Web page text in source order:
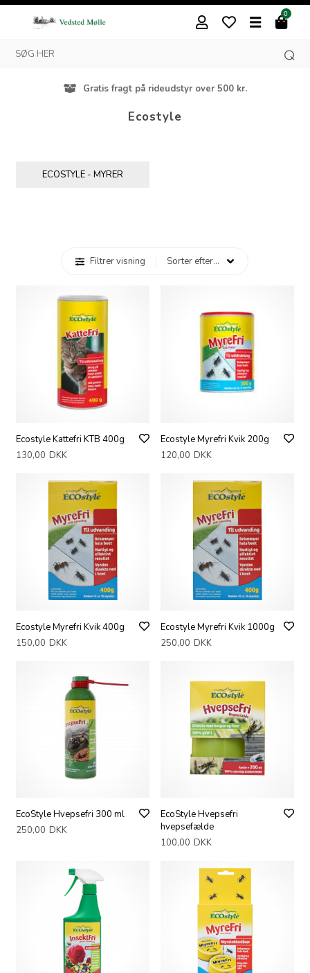
0
Gratis fragt på rideudstyr over 500 kr.
Ecostyle
ECOSTYLE - MYRER
Filtrer visning
Ecostyle Kattefri KTB 400g
130,00 DKK
Ecostyle Myrefri Kvik 200g
120,00 DKK
Ecostyle Myrefri Kvik 400g
150,00 DKK
Ecostyle Myrefri Kvik 1000g
250,00 DKK
EcoStyle Hvepsefri 300 ml
250,00 DKK
EcoStyle Hvepsefri
hvepsefælde
100,00 DKK